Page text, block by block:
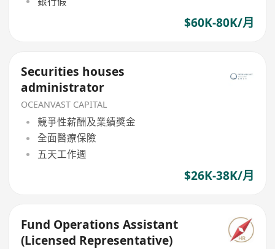
$60K-80K/月
Securities houses
administrator
OCEANVAST CAPITAL
競爭性薪酬及業績獎金
全面醫療保險
五天工作週
$26K-38K/月
Fund Operations Assistant
(Licensed Representative)